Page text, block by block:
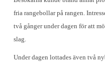
fria rangebollar på rangen.
två gånger under dagen för att
slag.
Under dagen lottades även två